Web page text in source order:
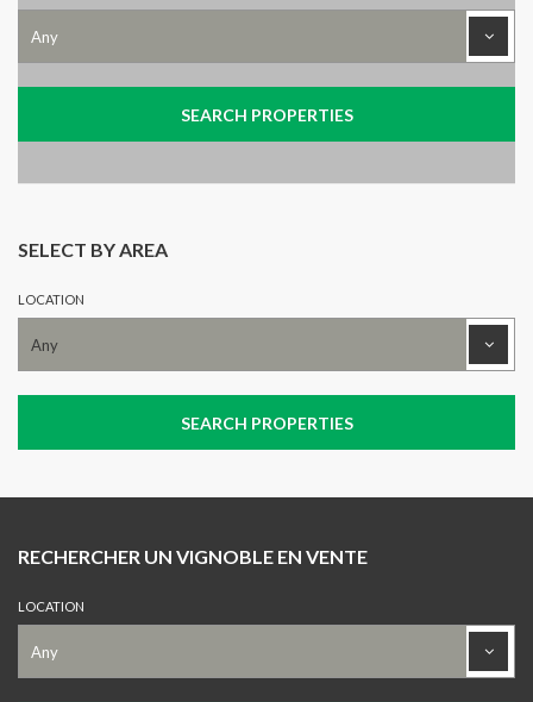
SELECT BY AREA
LOCATION
RECHERCHER UN VIGNOBLE EN VENTE
LOCATION